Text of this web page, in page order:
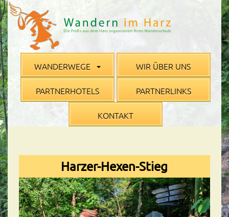
WANDERWEGE WIR ÜBER UNS
PARTNERHOTELS PARTNERLINKS
KONTAKT
Harzer-Hexen-Stieg